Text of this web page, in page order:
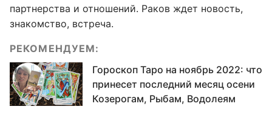
партнерства и отношений. Раков ждет новость,
знакомство, встреча.
РЕКОМЕНДУЕМ:
Гороскоп Таро на ноябрь 2022: что
принесет последний месяц осени
Козерогам, Рыбам, Водолеям